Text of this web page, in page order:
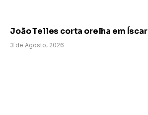
João Telles corta orelha em Íscar
3 de Agosto, 2026